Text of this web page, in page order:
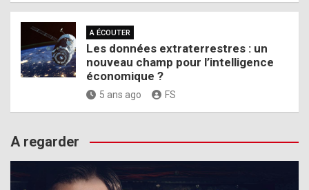
A ÉCOUTER
Les données extraterrestres : un
nouveau champ pour l’intelligence
économique ?
5 ans ago FS
A regarder